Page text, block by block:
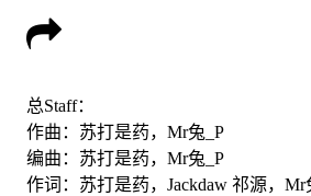
总Staff：
作曲：苏打是药，Mr兔_P
编曲：苏打是药，Mr兔_P
作词：苏打是药，Jackdaw 祁源，Mr